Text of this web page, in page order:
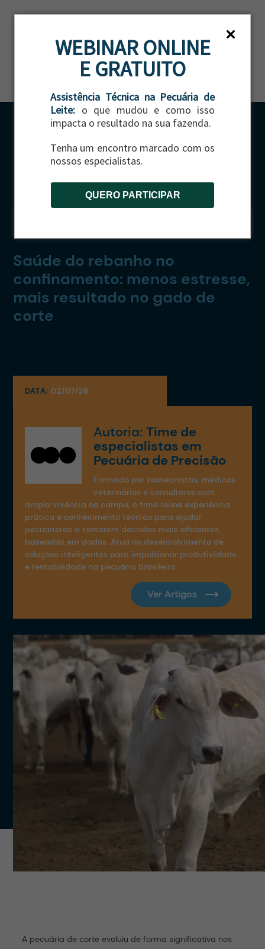
WEBINAR ONLINE
E GRATUITO
Assistência Técnica na Pecuária de
Leite: o que mudou e como isso
impacta o resultado na sua fazenda.
Tenha um encontro marcado com os
nossos especialistas.
QUERO PARTICIPAR
Saúde do rebanho no
confinamento: menos estresse,
mais resultado no gado de
corte
DATA:02/07/26
Autoria:Time de
especialistas em
Pecuária de Precisão
Formado por zootecnistas, médicos
veterinários e consultores com
ampla vivência no campo, o time reúne experiência
prática e conhecimento técnico para ajudar
pecuaristas a tomarem decisões mais eficientes,
baseadas em dados. Atua no desenvolvimento de
soluções inteligentes para impulsionar produtividade
e rentabilidade na pecuária brasileira.
A pecuária de corte evoluiu de forma significativa nos